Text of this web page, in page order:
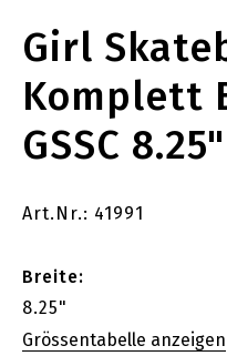
Girl
Komplett
GSSC 8.25"
Art.Nr.: 41991
Breite:
8.25"